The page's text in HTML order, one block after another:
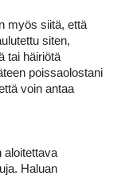
myös siitä, että
siten,
tai häiriötä
poissaolostani
voin antaa
aloitettava
Haluan